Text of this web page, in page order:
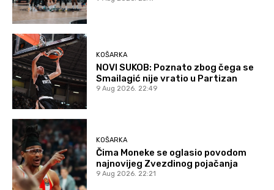
KOŠARKA
NOVI SUKOB: Poznato zbog čega se
Smailagić nije vratio u Partizan
9 Aug 2026. 22:49
KOŠARKA
Čima Moneke se oglasio povodom
najnovijeg Zvezdinog pojačanja
9 Aug 2026. 22:21